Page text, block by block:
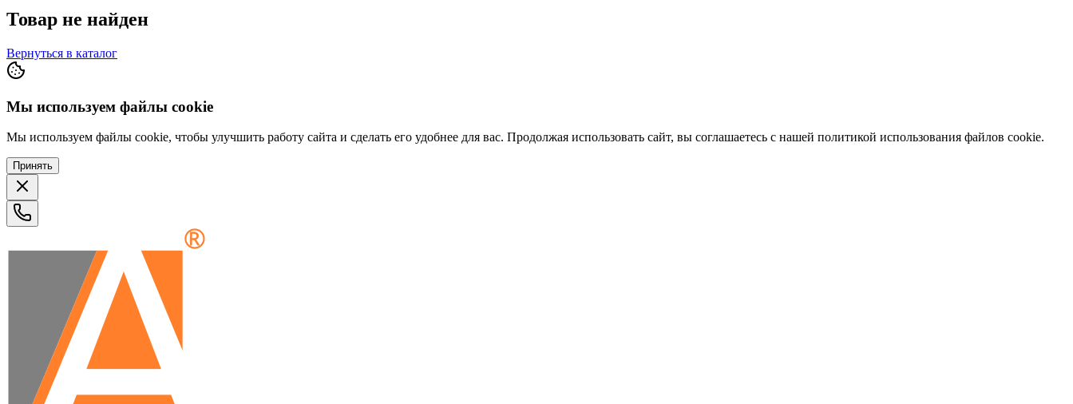
Товар не найден
Вернуться в каталог
Мы используем файлы cookie
Мы используем файлы cookie, чтобы улучшить работу сайта и сделать его удобнее для вас. Продолжая использовать сайт, вы соглашаетесь с нашей политикой использования файлов cookie.
Принять